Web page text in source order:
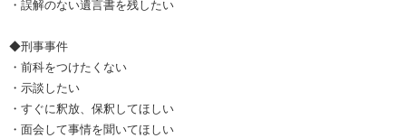
・誤解のない遺言書を残したい
◆刑事事件
・前科をつけたくない
・示談したい
・すぐに釈放、保釈してほしい
・面会して事情を聞いてほしい